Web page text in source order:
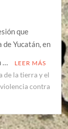
que
Yucatán, en
…
LEER MÁS
de la tierra y el
violencia contra